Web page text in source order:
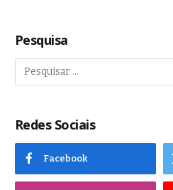
Pesquisa
Redes Sociais
Facebook